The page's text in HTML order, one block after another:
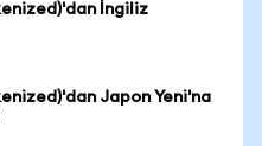
İngiliz
Japon Yeni'na